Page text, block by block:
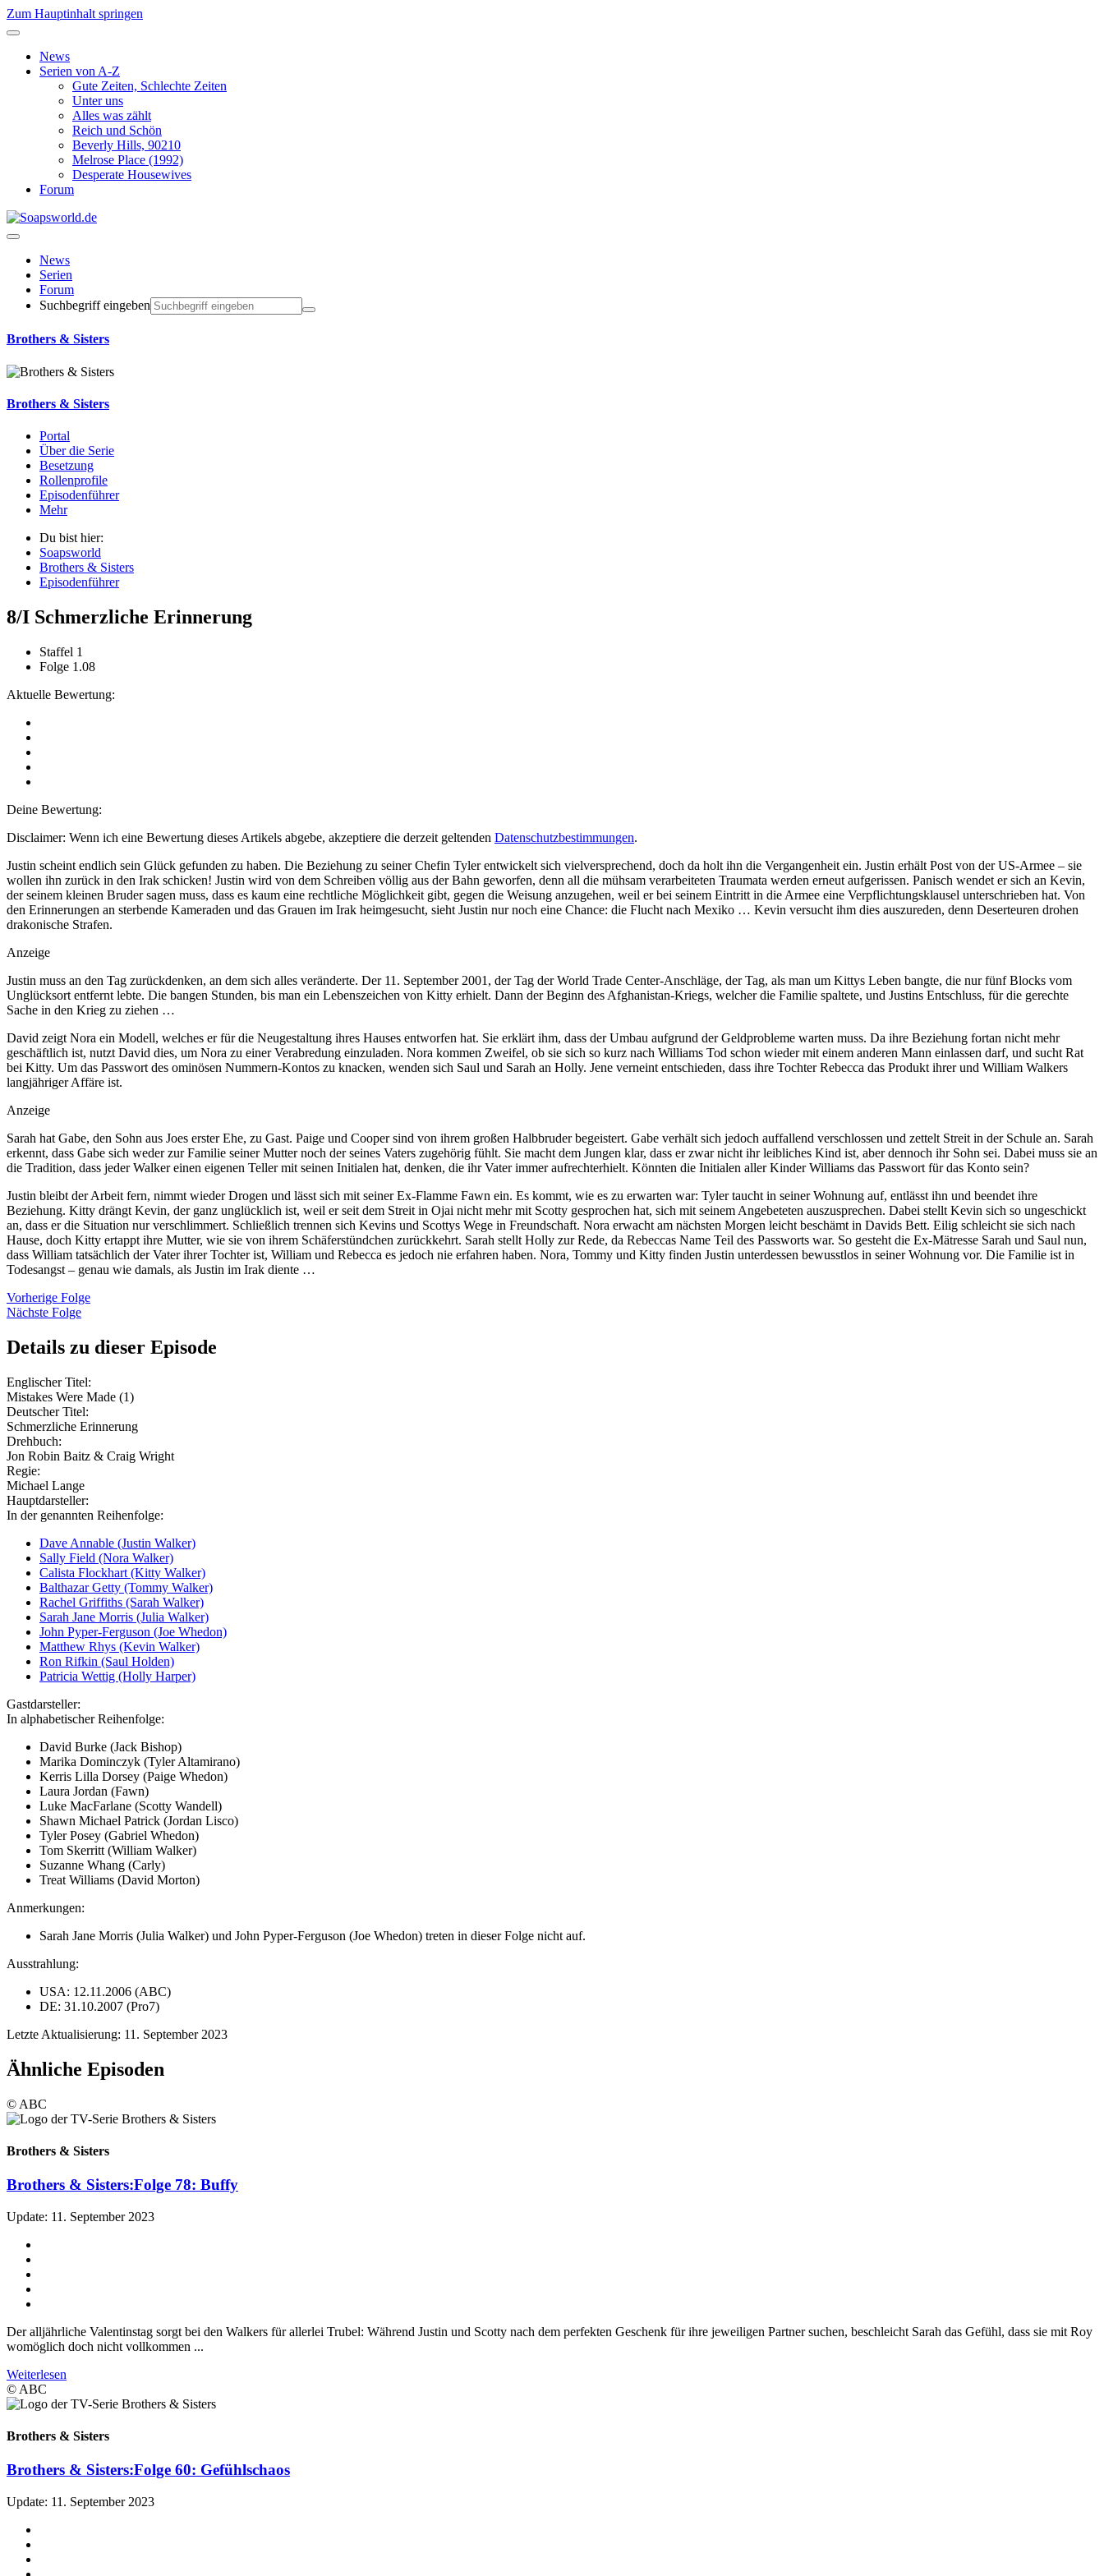
Zum Hauptinhalt springen
News
Serien von A-Z
Gute Zeiten, Schlechte Zeiten
Unter uns
Alles was zählt
Reich und Schön
Beverly Hills, 90210
Melrose Place (1992)
Desperate Housewives
Forum
News
Serien
Forum
Suchbegriff eingeben
Brothers & Sisters
Brothers & Sisters
Portal
Über die Serie
Besetzung
Rollenprofile
Episodenführer
Mehr
Du bist hier:
Soapsworld
Brothers & Sisters
Episodenführer
8/I Schmerzliche Erinnerung
Staffel 1
Folge 1.08
Aktuelle Bewertung:
Deine Bewertung:
Disclaimer: Wenn ich eine Bewertung dieses Artikels abgebe, akzeptiere die derzeit geltenden Datenschutzbestimmungen.
Justin scheint endlich sein Glück gefunden zu haben. Die Beziehung zu seiner Chefin Tyler entwickelt sich vielversprechend, doch da holt ihn die Vergangenheit ein. Justin erhält Post von der US-Armee – sie
wollen ihn zurück in den Irak schicken! Justin wird von dem Schreiben völlig aus der Bahn geworfen, denn all die mühsam verarbeiteten Traumata werden erneut aufgerissen. Panisch wendet er sich an Kevin,
der seinem kleinen Bruder sagen muss, dass es kaum eine rechtliche Möglichkeit gibt, gegen die Weisung anzugehen, weil er bei seinem Eintritt in die Armee eine Verpflichtungsklausel unterschrieben hat. Von
den Erinnerungen an sterbende Kameraden und das Grauen im Irak heimgesucht, sieht Justin nur noch eine Chance: die Flucht nach Mexiko … Kevin versucht ihm dies auszureden, denn Deserteuren drohen
drakonische Strafen.
Anzeige
Justin muss an den Tag zurückdenken, an dem sich alles veränderte. Der 11. September 2001, der Tag der World Trade Center-Anschläge, der Tag, als man um Kittys Leben bangte, die nur fünf Blocks vom
Unglücksort entfernt lebte. Die bangen Stunden, bis man ein Lebenszeichen von Kitty erhielt. Dann der Beginn des Afghanistan-Kriegs, welcher die Familie spaltete, und Justins Entschluss, für die gerechte
Sache in den Krieg zu ziehen …
David zeigt Nora ein Modell, welches er für die Neugestaltung ihres Hauses entworfen hat. Sie erklärt ihm, dass der Umbau aufgrund der Geldprobleme warten muss. Da ihre Beziehung fortan nicht mehr
geschäftlich ist, nutzt David dies, um Nora zu einer Verabredung einzuladen. Nora kommen Zweifel, ob sie sich so kurz nach Williams Tod schon wieder mit einem anderen Mann einlassen darf, und sucht Rat
bei Kitty. Um das Passwort des ominösen Nummern-Kontos zu knacken, wenden sich Saul und Sarah an Holly. Jene verneint entschieden, dass ihre Tochter Rebecca das Produkt ihrer und William Walkers
langjähriger Affäre ist.
Anzeige
Sarah hat Gabe, den Sohn aus Joes erster Ehe, zu Gast. Paige und Cooper sind von ihrem großen Halbbruder begeistert. Gabe verhält sich jedoch auffallend verschlossen und zettelt Streit in der Schule an. Sarah
erkennt, dass Gabe sich weder zur Familie seiner Mutter noch der seines Vaters zugehörig fühlt. Sie macht dem Jungen klar, dass er zwar nicht ihr leibliches Kind ist, aber dennoch ihr Sohn sei. Dabei muss sie an
die Tradition, dass jeder Walker einen eigenen Teller mit seinen Initialen hat, denken, die ihr Vater immer aufrechterhielt. Könnten die Initialen aller Kinder Williams das Passwort für das Konto sein?
Justin bleibt der Arbeit fern, nimmt wieder Drogen und lässt sich mit seiner Ex-Flamme Fawn ein. Es kommt, wie es zu erwarten war: Tyler taucht in seiner Wohnung auf, entlässt ihn und beendet ihre
Beziehung. Kitty drängt Kevin, der ganz unglücklich ist, weil er seit dem Streit in Ojai nicht mehr mit Scotty gesprochen hat, sich mit seinem Angebeteten auszusprechen. Dabei stellt Kevin sich so ungeschickt
an, dass er die Situation nur verschlimmert. Schließlich trennen sich Kevins und Scottys Wege in Freundschaft. Nora erwacht am nächsten Morgen leicht beschämt in Davids Bett. Eilig schleicht sie sich nach
Hause, doch Kitty ertappt ihre Mutter, wie sie von ihrem Schäferstündchen zurückkehrt. Sarah stellt Holly zur Rede, da Rebeccas Name Teil des Passworts war. So gesteht die Ex-Mätresse Sarah und Saul nun,
dass William tatsächlich der Vater ihrer Tochter ist, William und Rebecca es jedoch nie erfahren haben. Nora, Tommy und Kitty finden Justin unterdessen bewusstlos in seiner Wohnung vor. Die Familie ist in
Todesangst – genau wie damals, als Justin im Irak diente …
Vorherige Folge
Nächste Folge
Details zu dieser Episode
Englischer Titel:
Mistakes Were Made (1)
Deutscher Titel:
Schmerzliche Erinnerung
Drehbuch:
Jon Robin Baitz & Craig Wright
Regie:
Michael Lange
Hauptdarsteller:
In der genannten Reihenfolge:
Dave Annable (Justin Walker)
Sally Field (Nora Walker)
Calista Flockhart (Kitty Walker)
Balthazar Getty (Tommy Walker)
Rachel Griffiths (Sarah Walker)
Sarah Jane Morris (Julia Walker)
John Pyper-Ferguson (Joe Whedon)
Matthew Rhys (Kevin Walker)
Ron Rifkin (Saul Holden)
Patricia Wettig (Holly Harper)
Gastdarsteller:
In alphabetischer Reihenfolge:
David Burke (Jack Bishop)
Marika Dominczyk (Tyler Altamirano)
Kerris Lilla Dorsey (Paige Whedon)
Laura Jordan (Fawn)
Luke MacFarlane (Scotty Wandell)
Shawn Michael Patrick (Jordan Lisco)
Tyler Posey (Gabriel Whedon)
Tom Skerritt (William Walker)
Suzanne Whang (Carly)
Treat Williams (David Morton)
Anmerkungen:
Sarah Jane Morris (Julia Walker) und John Pyper-Ferguson (Joe Whedon) treten in dieser Folge nicht auf.
Ausstrahlung:
USA: 12.11.2006 (ABC)
DE: 31.10.2007 (Pro7)
Letzte Aktualisierung: 11. September 2023
Ähnliche Episoden
© ABC
Brothers & Sisters
Brothers & Sisters:Folge 78: Buffy
Update: 11. September 2023
Der alljährliche Valentinstag sorgt bei den Walkers für allerlei Trubel: Während Justin und Scotty nach dem perfekten Geschenk für ihre jeweiligen Partner suchen, beschleicht Sarah das Gefühl, dass sie mit Roy
womöglich doch nicht vollkommen ...
Weiterlesen
© ABC
Brothers & Sisters
Brothers & Sisters:Folge 60: Gefühlschaos
Update: 11. September 2023